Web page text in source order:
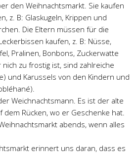
den Weihnachtsmarkt. Sie kaufen
z. B: Glaskugeln, Krippen und
Die Eltern müssen für die
kaufen, z. B: Nüsse,
Pralinen, Bonbons, Zuckerwatte
zu frostig ist, sind zahlreiche
und Karussels von den Kindern und
Weichnachtsmann. Es ist der alte
dem Rücken, wo er Geschenke hat.
abends, wenn alles
erinnert uns daran, dass es